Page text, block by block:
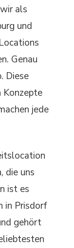
als
und
Genau
Diese
Konzepte
jede
die uns
ist es
in Prisdorf
gehört